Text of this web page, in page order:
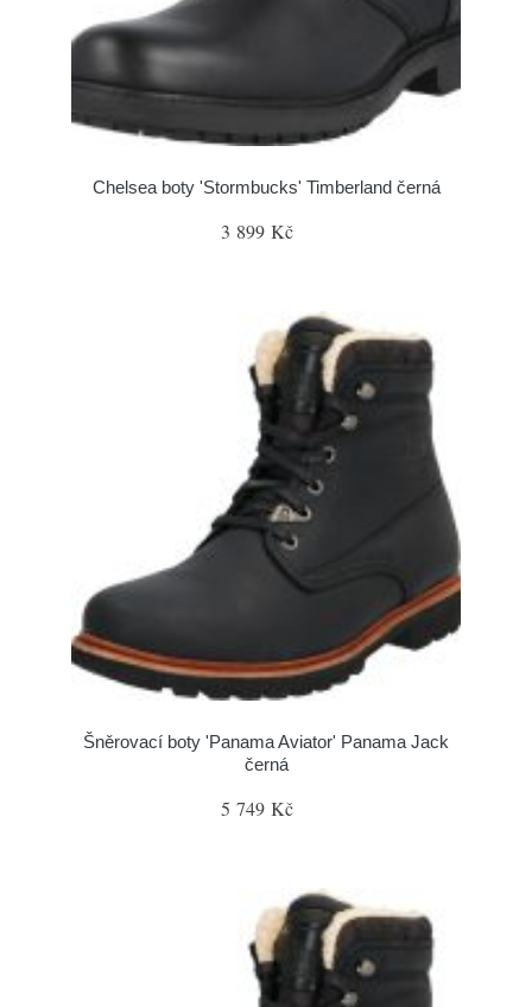
Chelsea boty 'Stormbucks' Timberland černá
3 899 Kč
Šněrovací boty 'Panama Aviator' Panama Jack
černá
5 749 Kč